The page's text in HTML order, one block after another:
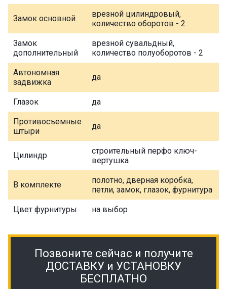
Замок основной
врезной цилиндровый,
количество оборотов - 2
Замок
дополнительный
врезной сувальдный,
количество полуоборотов - 2
Автономная
задвижка
да
Глазок да
Противосъемные
штыри
да
Цилиндр
строительный перфо ключ-
вертушка
В комплекте
полотно, дверная коробка,
петли, замок, глазок, фурнитура
Цвет фурнитуры на выбор
Позвоните сейчас и получите
ДОСТАВКУ и УСТАНОВКУ
БЕСПЛАТНО